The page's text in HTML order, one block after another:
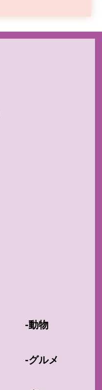
-動物
-グルメ